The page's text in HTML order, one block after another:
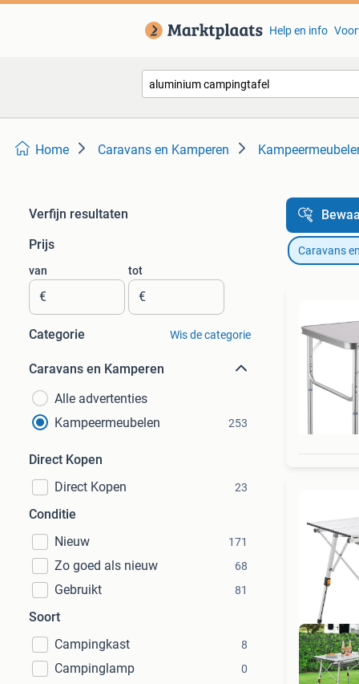
Help en info
Home Caravans en Kamperen
Verfijn resultaten
Prijs
van
€
tot
€
Categorie Wis de categorie
Caravans en Kamperen
Alle advertenties
Kampeermeubelen
253
Direct Kopen
Direct Kopen
23
Conditie
Nieuw
171
Zo goed als nieuw 68
Gebruikt 81
Soort
Campingkast
8
Campinglamp 0
Caravans